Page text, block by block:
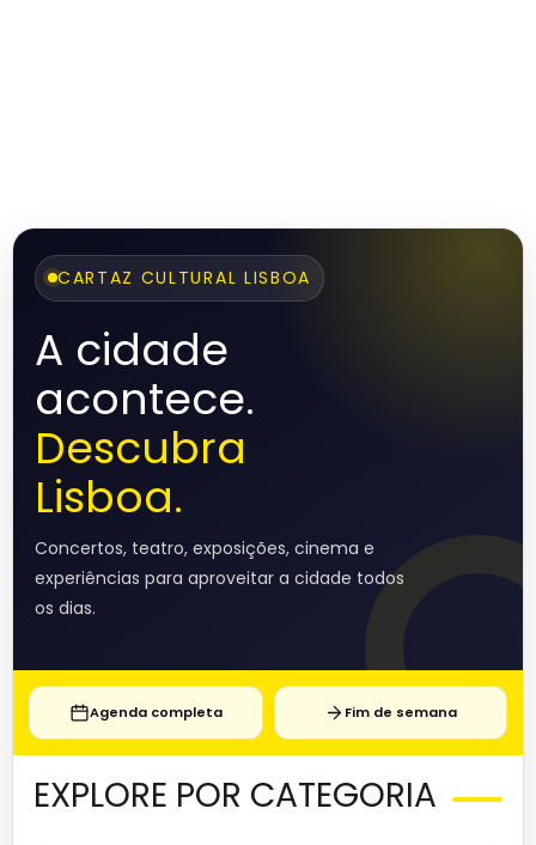
CARTAZ CULTURAL LISBOA
A cidade
acontece.
Descubra
Lisboa.
Concertos, teatro, exposições, cinema e
experiências para aproveitar a cidade todos
os dias.
Agenda completa Fim de semana
EXPLORE POR CATEGORIA